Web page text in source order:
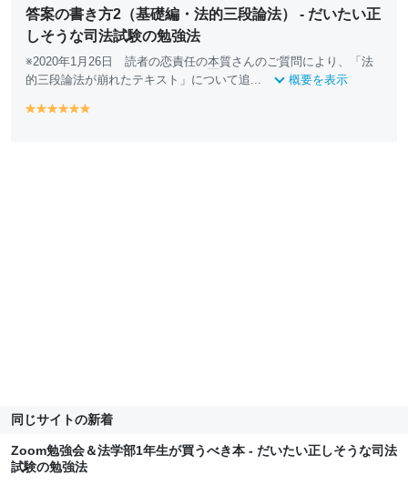
答案の書き方2（基礎編・法的三段論法） - だいたい正
しそうな司法試験の勉強法
※2020年1月26日 読者の恋責任の本質さんのご質問により、「法
的三段論法が崩れたテキスト」について追...
概要を表示
y y y y y
同じサイトの新着
Zoom勉強会＆法学部1年生が買うべき本 - だいたい正しそうな司法
試験の勉強法